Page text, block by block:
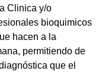
Clinica y/o
bioquimicos
hacen a la
permitiendo de
que el